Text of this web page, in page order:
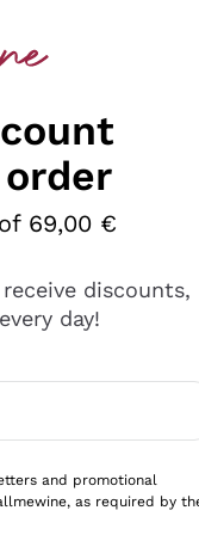
di prezzo. Le
69,00 €
discounts,
day!
and promotional
as required by